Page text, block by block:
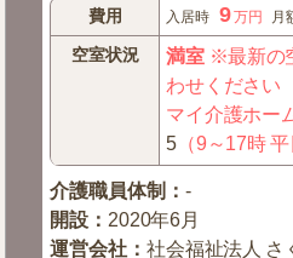
費用 入居時 9万円 月
空室状況 満室※最新の
わせください
マイ介護ホー
5 （9～17時
介護職員体制 ：-
開設 ： 2020年6月
運営会社 ：社会福祉法人 さ